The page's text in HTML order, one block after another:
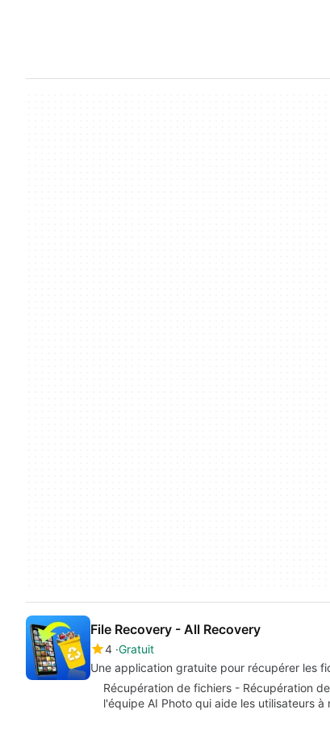
File Recovery - All Recovery
4 Gratuit
Une application gratuite pour récupérer les
Récupération de fichiers - Récupération
l'équipe AI Photo qui aide les utilisateurs